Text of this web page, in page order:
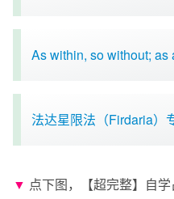
As within, so without; as
法达星限法（Firdaria）
▼ 点下图，【超完整】自